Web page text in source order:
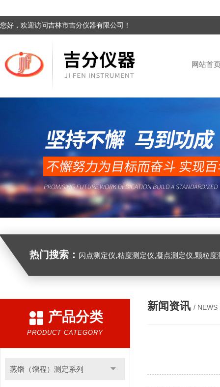
您好，欢迎访问吉林市吉分仪器有限公司！
网站首
热门搜索： 闪点测定仪,粘度测定仪,凝点测定仪,颗粒
产品分类
PRODUCT CATEGORY
蒸馏（馏程）测定系列
新闻资讯 / NEWS